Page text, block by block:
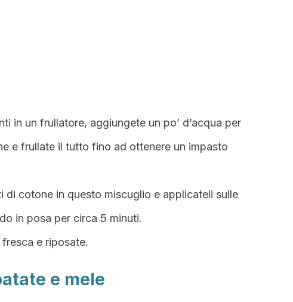
in un frullatore, aggiungete un po’ d’acqua per
e frullate il tutto fino ad ottenere un impasto
di cotone in questo miscuglio e applicateli sulle
in posa per circa 5 minuti.
e riposate.
e mele